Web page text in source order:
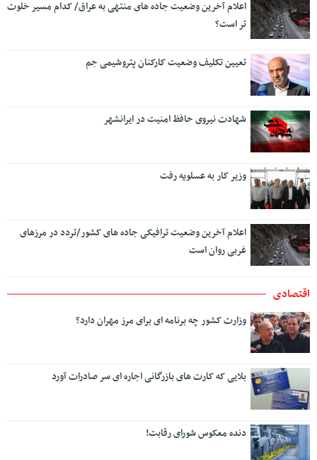
اعلام آخرین وضعیت جاده های منتهی به عراق/ کدام مسیر خلوت
تر است؟
تعیین تکلیف وضعیت کارکنان پتروشیمی جم
شهادت نیروی حافظ امنیت در ایرانشهر
وزیر کار به عسلویه رفت
اعلام آخرین وضعیت ترافیکی جاده های کشور/تردد در مرزهای
غربی روان است
اقتصادی
وزارت کشور چه برنامه ای برای مرز مهران دارد؟
بلایی که کارت های بازرگانی اجاره ای سر صادرات آورد
دنده معکوس شورای رقابت!